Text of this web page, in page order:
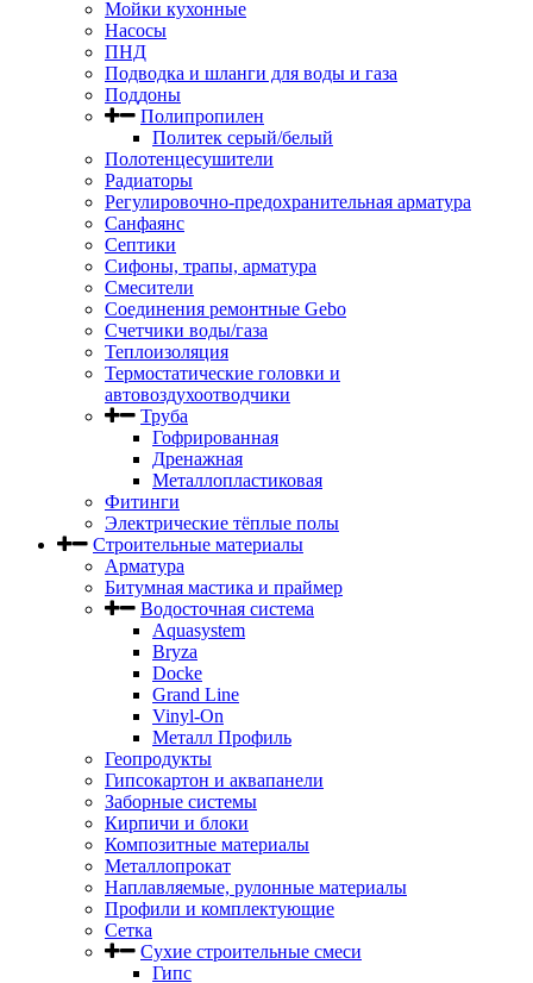
Мойки кухонные
Насосы
ПНД
Подводка и шланги для воды и газа
Поддоны
Полипропилен
Политек серый/белый
Полотенцесушители
Радиаторы
Регулировочно-предохранительная арматура
Санфаянс
Септики
Сифоны, трапы, арматура
Смесители
Соединения ремонтные Gebo
Счетчики воды/газа
Теплоизоляция
Термостатические головки и
автовоздухоотводчики
Труба
Гофрированная
Дренажная
Металлопластиковая
Фитинги
Электрические тёплые полы
Строительные материалы
Арматура
Битумная мастика и праймер
Водосточная система
Aquasystem
Bryza
Docke
Grand Line
Vinyl-On
Металл Профиль
Геопродукты
Гипсокартон и аквапанели
Заборные системы
Кирпичи и блоки
Композитные материалы
Металлопрокат
Наплавляемые, рулонные материалы
Профили и комплектующие
Сетка
Сухие строительные смеси
Гипс